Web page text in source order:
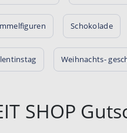
Schokolade
Weihnachts-
SHOP